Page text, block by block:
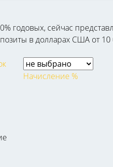
годовых, сейчас
в долларах США от 10
Начисление %